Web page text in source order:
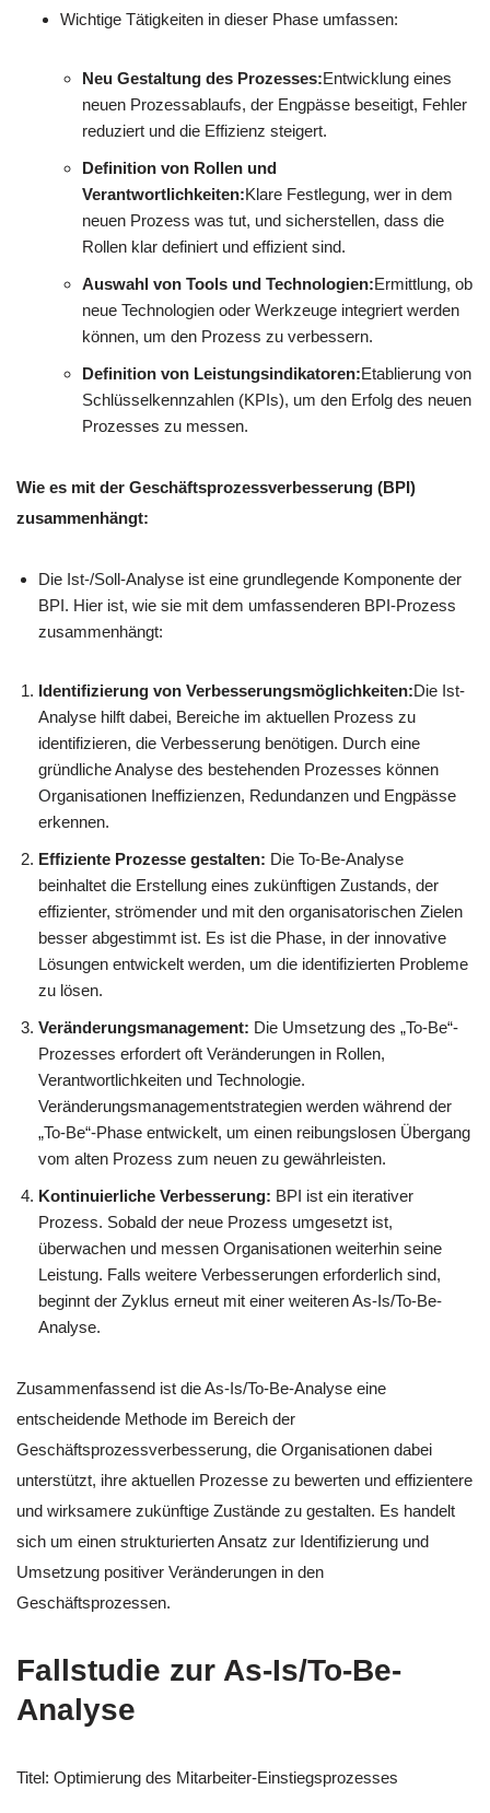
Wichtige Tätigkeiten in dieser Phase umfassen:
Neu Gestaltung des Prozesses:Entwicklung eines
neuen Prozessablaufs, der Engpässe beseitigt, Fehler
reduziert und die Effizienz steigert.
Definition von Rollen und
Verantwortlichkeiten:Klare Festlegung, wer in dem
neuen Prozess was tut, und sicherstellen, dass die
Rollen klar definiert und effizient sind.
Auswahl von Tools und Technologien:Ermittlung, ob
neue Technologien oder Werkzeuge integriert werden
können, um den Prozess zu verbessern.
Definition von Leistungsindikatoren:Etablierung von
Schlüsselkennzahlen (KPIs), um den Erfolg des neuen
Prozesses zu messen.
Wie es mit der Geschäftsprozessverbesserung (BPI)
zusammenhängt:
Die Ist-/Soll-Analyse ist eine grundlegende Komponente der
BPI. Hier ist, wie sie mit dem umfassenderen BPI-Prozess
zusammenhängt:
Identifizierung von Verbesserungsmöglichkeiten:Die Ist-
Analyse hilft dabei, Bereiche im aktuellen Prozess zu
identifizieren, die Verbesserung benötigen. Durch eine
gründliche Analyse des bestehenden Prozesses können
Organisationen Ineffizienzen, Redundanzen und Engpässe
erkennen.
Effiziente Prozesse gestalten: Die To-Be-Analyse
beinhaltet die Erstellung eines zukünftigen Zustands, der
effizienter, strömender und mit den organisatorischen Zielen
besser abgestimmt ist. Es ist die Phase, in der innovative
Lösungen entwickelt werden, um die identifizierten Probleme
zu lösen.
Veränderungsmanagement: Die Umsetzung des „To-Be“-
Prozesses erfordert oft Veränderungen in Rollen,
Verantwortlichkeiten und Technologie.
Veränderungsmanagementstrategien werden während der
„To-Be“-Phase entwickelt, um einen reibungslosen Übergang
vom alten Prozess zum neuen zu gewährleisten.
Kontinuierliche Verbesserung: BPI ist ein iterativer
Prozess. Sobald der neue Prozess umgesetzt ist,
überwachen und messen Organisationen weiterhin seine
Leistung. Falls weitere Verbesserungen erforderlich sind,
beginnt der Zyklus erneut mit einer weiteren As-Is/To-Be-
Analyse.
Zusammenfassend ist die As-Is/To-Be-Analyse eine
entscheidende Methode im Bereich der
Geschäftsprozessverbesserung, die Organisationen dabei
unterstützt, ihre aktuellen Prozesse zu bewerten und effizientere
und wirksamere zukünftige Zustände zu gestalten. Es handelt
sich um einen strukturierten Ansatz zur Identifizierung und
Umsetzung positiver Veränderungen in den
Geschäftsprozessen.
Fallstudie zur As-Is/To-Be-
Analyse
Titel: Optimierung des Mitarbeiter-Einstiegsprozesses